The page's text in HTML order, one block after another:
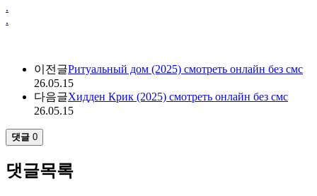
.
.
이전글Ритуальный дом (2025) смотреть онлайн без смс
26.05.15
다음글Хидден Крик (2025) смотреть онлайн без смс
26.05.15
댓글 0
댓글목록